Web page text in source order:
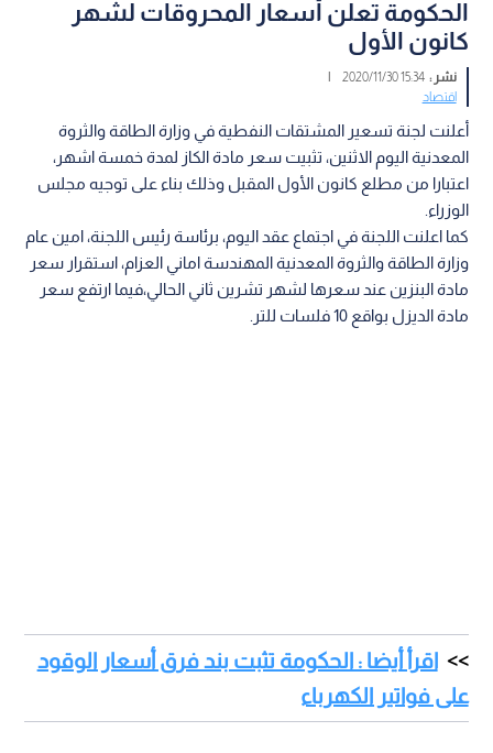
الحكومة تعلن أسعار المحروقات لشهر
كانون الأول
نشر :15:34 2020/11/30
|
اقتصاد
أعلنت لجنة تسعير المشتقات النفطية في وزارة الطاقة والثروة
المعدنية اليوم الاثنين، تثبيت سعر مادة الكاز لمدة خمسة اشهر،
اعتبارا من مطلع كانون الأول المقبل وذلك بناء على توجيه مجلس
الوزراء.
كما اعلنت اللجنة في اجتماع عقد اليوم، برئاسة رئيس اللجنة، امين عام
وزارة الطاقة والثروة المعدنية المهندسة اماني العزام، استقرار سعر
مادة البنزين عند سعرها لشهر تشرين ثاني الحالي،فيما ارتفع سعر
مادة الديزل بواقع 10 فلسات للتر.
اقرأ أيضا : الحكومة تثبت بند فرق أسعار الوقود
على فواتير الكهرباء